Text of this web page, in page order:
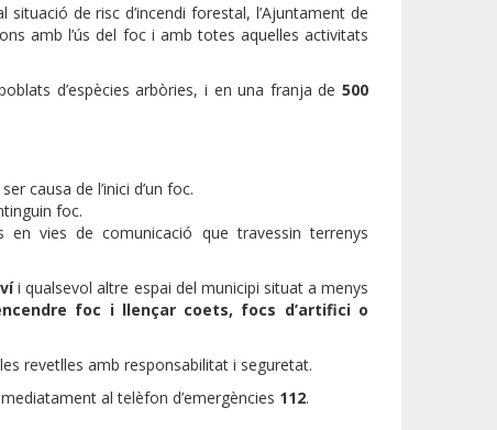
situació de risc d’incendi forestal, l’Ajuntament de
amb l’ús del foc i amb totes aquelles activitats
d’espècies arbòries, i en una franja de 500
causa de l’inici d’un foc.
foc.
vies de comunicació que travessin terrenys
i qualsevol altre espai del municipi situat a menys
foc i llençar coets, focs d’artifici o
revetlles amb responsabilitat i seguretat.
al telèfon d’emergències 112.